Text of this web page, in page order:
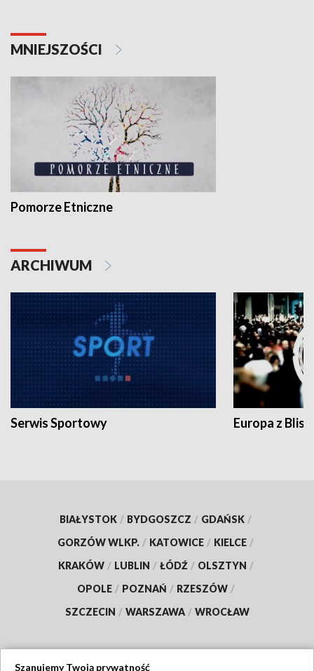
MNIEJSZOŚCI
Pomorze Etniczne
ARCHIWUM
Serwis Sportowy Europa z
BIAŁYSTOK / BYDGOSZCZ / GDAŃSK /
GORZÓW WLKP. / KATOWICE / KIELCE /
KRAKÓW / LUBLIN / ŁÓDŹ / OLSZTYN /
OPOLE / POZNAŃ / RZESZÓW /
SZCZECIN / WARSZAWA / WROCŁAW
Szanujemy Twoją prywatność